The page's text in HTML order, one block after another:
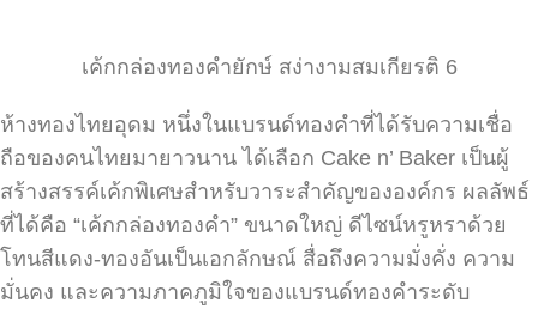
เค้กกล่องทองคำยักษ์ สง่างามสมเกียรติ 6
ห้างทองไทยอุดม หนึ่งในแบรนด์ทองคำที่ได้รับความเชื่อ
ถือของคนไทยมายาวนาน ได้เลือก Cake n’ Baker เป็นผู้
สร้างสรรค์เค้กพิเศษสำหรับวาระสำคัญขององค์กร ผลลัพธ์
ที่ได้คือ “เค้กกล่องทองคำ” ขนาดใหญ่ ดีไซน์หรูหราด้วย
โทนสีแดง-ทองอันเป็นเอกลักษณ์ สื่อถึงความมั่งคั่ง ความ
มั่นคง และความภาคภูมิใจของแบรนด์ทองคำระดับ